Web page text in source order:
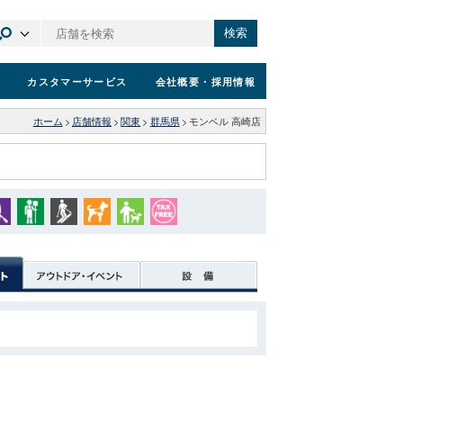
検索
カスタマーサービス 会社概要 ・採用情報
ホーム > 店舗情報 > 関東 > 群馬県 > モンベル 高崎店